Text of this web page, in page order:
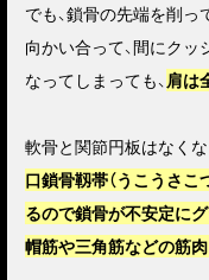
でも、鎖骨の先端を削
向かい合って、間にク
なってしまっても、肩は
軟骨と関節円板はなく
口鎖骨靱帯（うこうさ
るので鎖骨が不安定に
帽筋や三角筋などの筋